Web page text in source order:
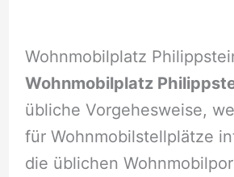
Wohnmobilplatz
Wohnmobilplatz
übliche Vorgehesweise,
für Wohnmobilstellplätze
die üblichen